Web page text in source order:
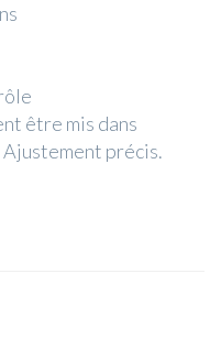
être mis dans
précis.